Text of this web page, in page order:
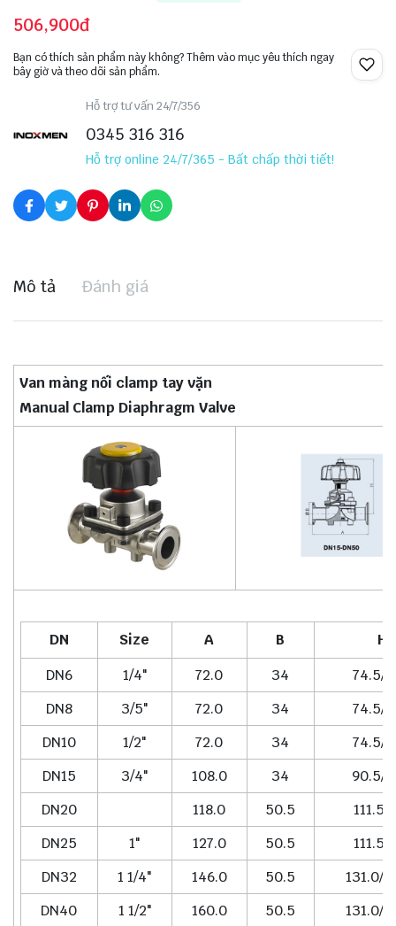
506,900đ
Bạn có thích sản phẩm này không? Thêm vào mục yêu thích ngay
bây giờ và theo dõi sản phẩm.
Hỗ trợ tư vấn 24/7/356
0345 316 316
Hỗ trợ online 24/7/365 - Bất chấp thời tiết!
Mô tả Đánh giá
Van màng nối clamp tay vặn
Manual Clamp Diaphragm Valve
DN Size A B
H
DN6
1/4" 72.0 34
74.5/
DN8
3/5" 72.0 34
74.5/
DN10
1/2" 72.0 34
74.5/
DN15
3/4" 108.0 34
90.5/
DN20
118.0 50.5
111.5/
DN25
1" 127.0 50.5
111.5/
DN32
1 1/4" 146.0 50.5
131.0/
DN40
1 1/2" 160.0 50.5 131.0/